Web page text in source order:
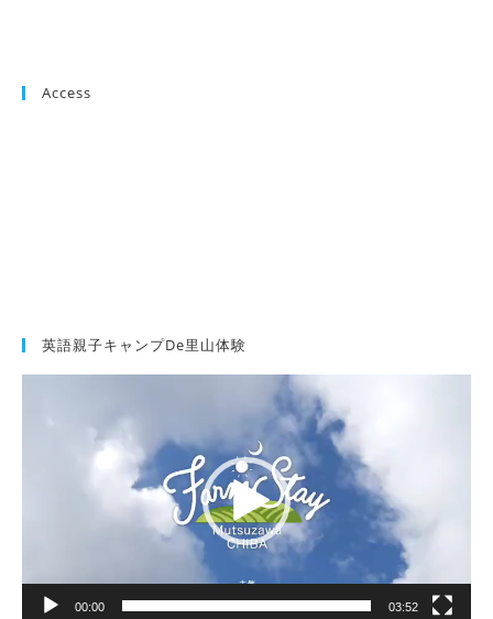
Access
英語親子キャンプde里山体験
00:00 03:52